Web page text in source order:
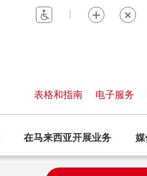
|
表格和指南 电子服务
在马来西亚开展业务 媒